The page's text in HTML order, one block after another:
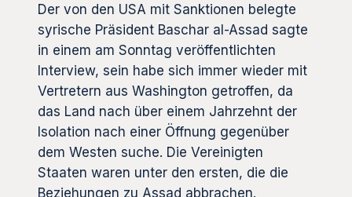
Der von den USA mit Sanktionen belegte
syrische Präsident Baschar al-Assad sagte
in einem am Sonntag veröffentlichten
Interview, sein habe sich immer wieder mit
Vertretern aus Washington getroffen, da
das Land nach über einem Jahrzehnt der
Isolation nach einer Öffnung gegenüber
dem Westen suche. Die Vereinigten
Staaten waren unter den ersten, die die
Beziehungen zu Assad abbrachen.